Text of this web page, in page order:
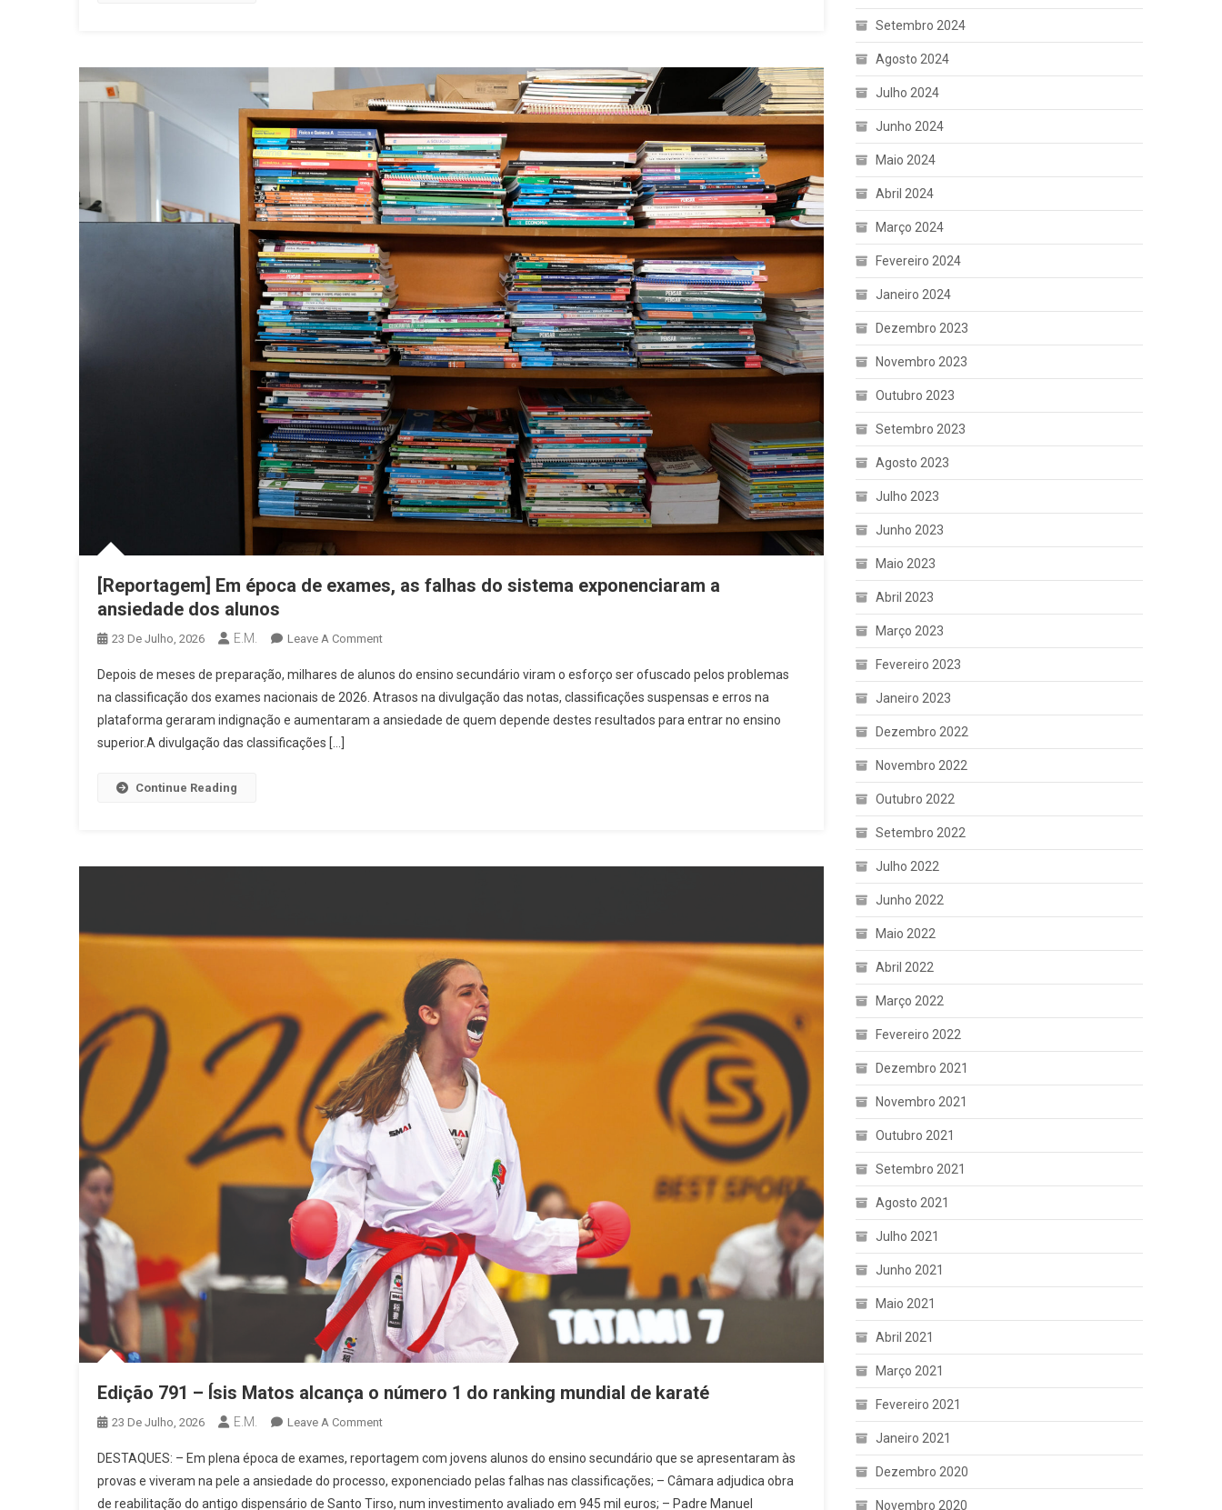
Para
Fruir
Ao
Ar
Livre
[Reportagem] Em época de exames, as falhas do sistema exponenciaram a
ansiedade dos alunos
23 De Julho, 2026 E.M. Leave A CommentOn
Em
Época
De
A
Depois de meses de preparação, milhares de alunos do ensino secundário viram o esforço ser ofuscado pelos problemas
na classificação dos exames nacionais de 2026. Atrasos na divulgação das notas, classificações suspensas e erros na
plataforma geraram indignação e aumentaram a ansiedade de quem depende destes resultados para entrar no ensino
superior.A divulgação das classificações […]
Continue Reading
Edição 791 – Ísis Matos alcança o número 1 do ranking mundial de karaté
23 De Julho, 2026 E.M. Leave A CommentOn
791
–
Ísis
DESTAQUES: – Em plena época de exames, reportagem com jovens alunos do ensino secundário que se apresentaram às
provas e viveram na pele a ansiedade do processo, exponenciado pelas falhas nas classificações; – Câmara adjudica obra
de reabilitação do antigo dispensário de Santo Tirso, num investimento avaliado em 945 mil euros; – Padre Manuel
Setembro 2024
Agosto 2024
Julho 2024
Junho 2024
Maio 2024
Abril 2024
Março 2024
Fevereiro 2024
Janeiro 2024
Dezembro 2023
Novembro 2023
Outubro 2023
Setembro 2023
Agosto 2023
Julho 2023
Junho 2023
Maio 2023
Abril 2023
Março 2023
Fevereiro 2023
Janeiro 2023
Dezembro 2022
Novembro 2022
Outubro 2022
Setembro 2022
Julho 2022
Junho 2022
Maio 2022
Abril 2022
Março 2022
Fevereiro 2022
Dezembro 2021
Novembro 2021
Outubro 2021
Setembro 2021
Agosto 2021
Julho 2021
Junho 2021
Maio 2021
Abril 2021
Março 2021
Fevereiro 2021
Janeiro 2021
Dezembro 2020
Novembro 2020